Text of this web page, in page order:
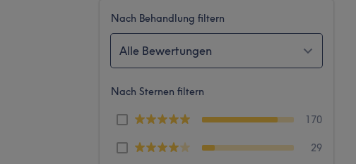
Nach Behandlung filtern
Alle Bewertungen
Nach Sternen filtern
170
29